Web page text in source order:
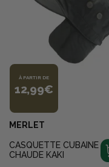
À PARTIR DE
12,99€
MERLET
CASQUETTE CUBAINE
CHAUDE KAKI